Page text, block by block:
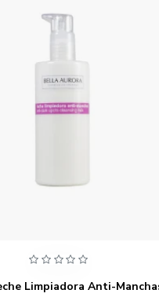
Limpiadora Anti-